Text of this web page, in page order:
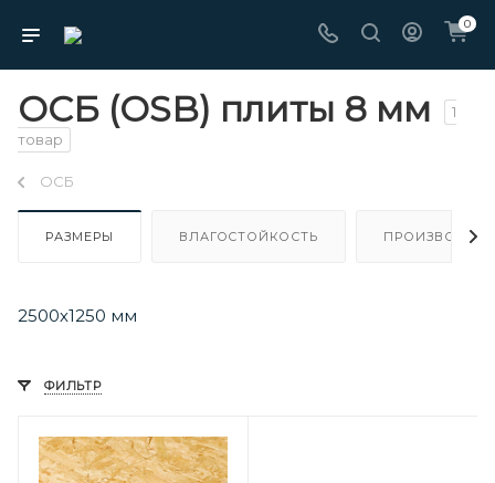
0
ОСБ (OSB) плиты 8 мм
1
товар
ОСБ
РАЗМЕРЫ ВЛАГОСТОЙКОСТЬ
2500х1250 мм
ФИЛЬТР